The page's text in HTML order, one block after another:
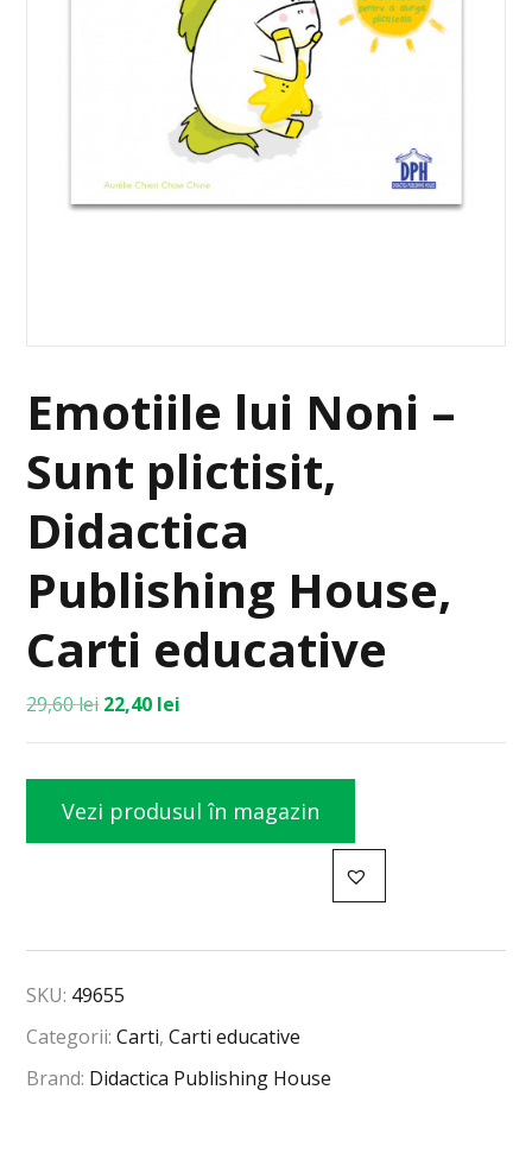
Emotiile lui Noni –
Sunt plictisit,
Didactica
Publishing House,
Carti educative
29,60lei 22,40 lei
Vezi produsul în magazin
SKU: 49655
Categorii:Carti,Carti educative
Brand: Didactica Publishing House